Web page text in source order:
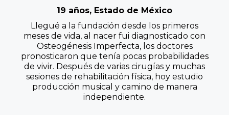
19 años, Estado de México
Llegué a la fundación desde los primeros
meses de vida, al nacer fui diagnosticado con
Osteogénesis Imperfecta, los doctores
pronosticaron que tenía pocas probabilidades
de vivir. Después de varias cirugías y muchas
sesiones de rehabilitación física, hoy estudio
producción musical y camino de manera
independiente.